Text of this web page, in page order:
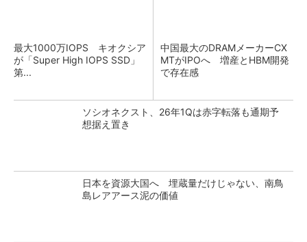
最大1000万IOPS キオクシア
が「Super High IOPS SSD」
第...
中国最大のDRAMメーカーCX
MTがIPOへ 増産とHBM開発
で存在感
ソシオネクスト、26年1Qは赤字転落も通期予
想据え置き
日本を資源大国へ 埋蔵量だけじゃない、南鳥
島レアアース泥の価値